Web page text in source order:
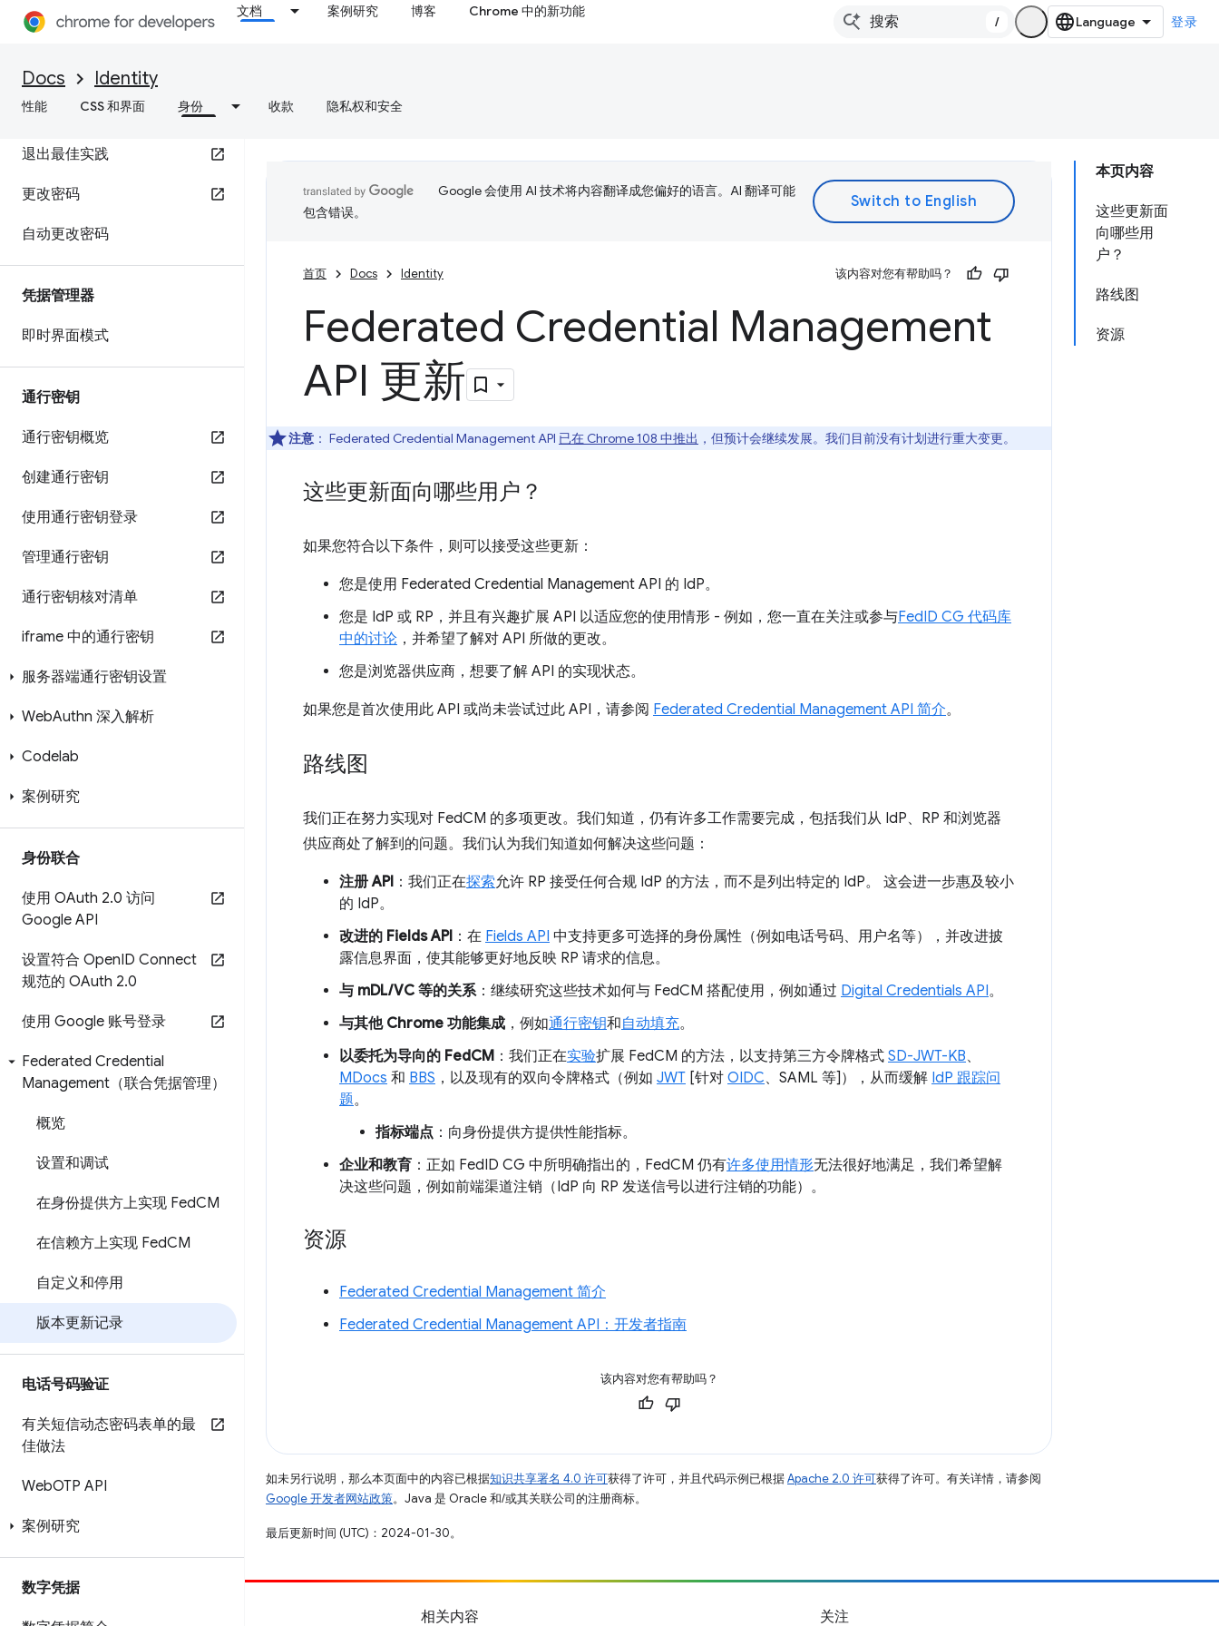
文档 案例研究 博客 Chrome 中的新功能
/ 登录
Docs Identity
性能 CSS 和界面 身份 收款 隐私权和安全
密码
有关登录表单的最佳做法
有关注册表单的最佳做法
退出最佳实践
更改密码
自动更改密码
凭据管理器
即时界面模式
通行密钥
通行密钥概览
创建通行密钥
使用通行密钥登录
管理通行密钥
通行密钥核对清单
iframe 中的通行密钥
服务器端通行密钥设置
WebAuthn 深入解析
Codelab
案例研究
身份联合
使用 OAuth 2.0 访问
Google API
设置符合 OpenID Connect
规范的 OAuth 2.0
使用 Google 账号登录
Federated Credential
Management（联合凭据管理）
概览
设置和调试
在身份提供方上实现 FedCM
在信赖方上实现 FedCM
自定义和停用
版本更新记录
电话号码验证
有关短信动态密码表单的最
佳做法
WebOTP API
案例研究
数字凭据
本页内容
这些更新面
向哪些用
户？
路线图
资源
Google 会使用 AI 技术将内容翻译成您偏好的语言。AI 翻译可能
包含错误。
首页 Docs Identity 该内容对您有帮助吗？
Federated Credential Management
API 更新
注意 ： Federated Credential Management API 已在 Chrome 108 中推出 ，但预计会继续发展。我们目前没有计划进行重大变更。
这些更新面向哪些用户？
如果您符合以下条件，则可以接受这些更新：
您是使用 Federated Credential Management API 的 IdP。
您是 IdP 或 RP，并且有兴趣扩展 API 以适应您的使用情形 - 例如，您一直在关注或参与FedID CG 代码库
中的讨论 ，并希望了解对 API 所做的更改。
您是浏览器供应商，想要了解 API 的实现状态。
如果您是首次使用此 API 或尚未尝试过此 API，请参阅 Federated Credential Management API 简介。
路线图
我们正在努力实现对 FedCM 的多项更改。我们知道，仍有许多工作需要完成，包括我们从 IdP、RP 和浏览器
供应商处了解到的问题。我们认为我们知道如何解决这些问题：
注册 API ：我们正在探索允许 RP 接受任何合规 IdP 的方法，而不是列出特定的 IdP。 这会进一步惠及较小
的 IdP。
改进的 Fields API ：在 Fields API 中支持更多可选择的身份属性（例如电话号码、用户名等），并改进披
露信息界面，使其能够更好地反映 RP 请求的信息。
与 mDL/VC 等的关系：继续研究这些技术如何与 FedCM 搭配使用，例如通过 Digital Credentials API。
与其他 Chrome 功能集成 ，例如通行密钥和自动填充。
以委托为导向的 FedCM ：我们正在实验扩展 FedCM 的方法，以支持第三方令牌格式 SD-JWT-KB、
MDocs 和 BBS ，以及现有的双向令牌格式（例如 JWT [针对 OIDC、SAML 等]），从而缓解 IdP 跟踪问
题。
指标端点 ：向身份提供方提供性能指标。
企业和教育 ：正如 FedID CG 中所明确指出的，FedCM 仍有许多使用情形无法很好地满足，我们希望解
决这些问题，例如前端渠道注销（IdP 向 RP 发送信号以进行注销的功能）。
资源
Federated Credential Management 简介
Federated Credential Management API：开发者指南
该内容对您有帮助吗？
如未另行说明，那么本页面中的内容已根据知识共享署名 4.0 许可获得了许可，并且代码示例已根据Apache 2.0 许可获得了许可。有关详情，请参阅
Google 开发者网站政策。Java 是 Oracle 和/或其关联公司的注册商标。
最后更新时间 (UTC)：2024-01-30。
参与 相关内容 关注